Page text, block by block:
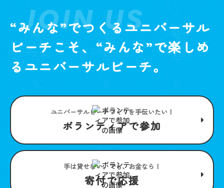
JOIN US
“みんな”でつくるユニバーサル
ビーチこそ、“みんな”で楽しめ
るユニバーサルビーチ。
ユニバーサルビーチつくりを手伝いたい！
ボランティアで参加
手は貸せない。でも、お金なら！
寄付で応援